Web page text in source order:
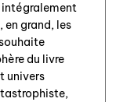
intégralement
grand, les
du livre
univers